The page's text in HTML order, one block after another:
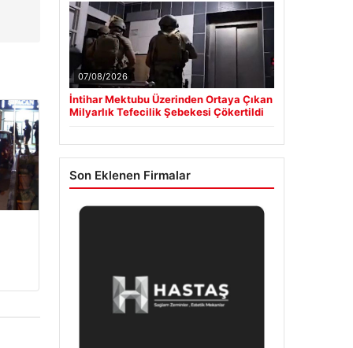
07/08/2026
İntihar Mektubu Üzerinden Ortaya Çıkan
Milyarlık Tefecilik Şebekesi Çökertildi
Son Eklenen Firmalar